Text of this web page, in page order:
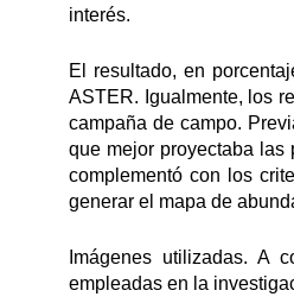
interés.
El resultado, en
ASTER. Igualmente, los
campaña de campo.
que mejor proyectaba
complementó con los
generar el mapa de
Imágenes utilizadas. A
empleadas en la